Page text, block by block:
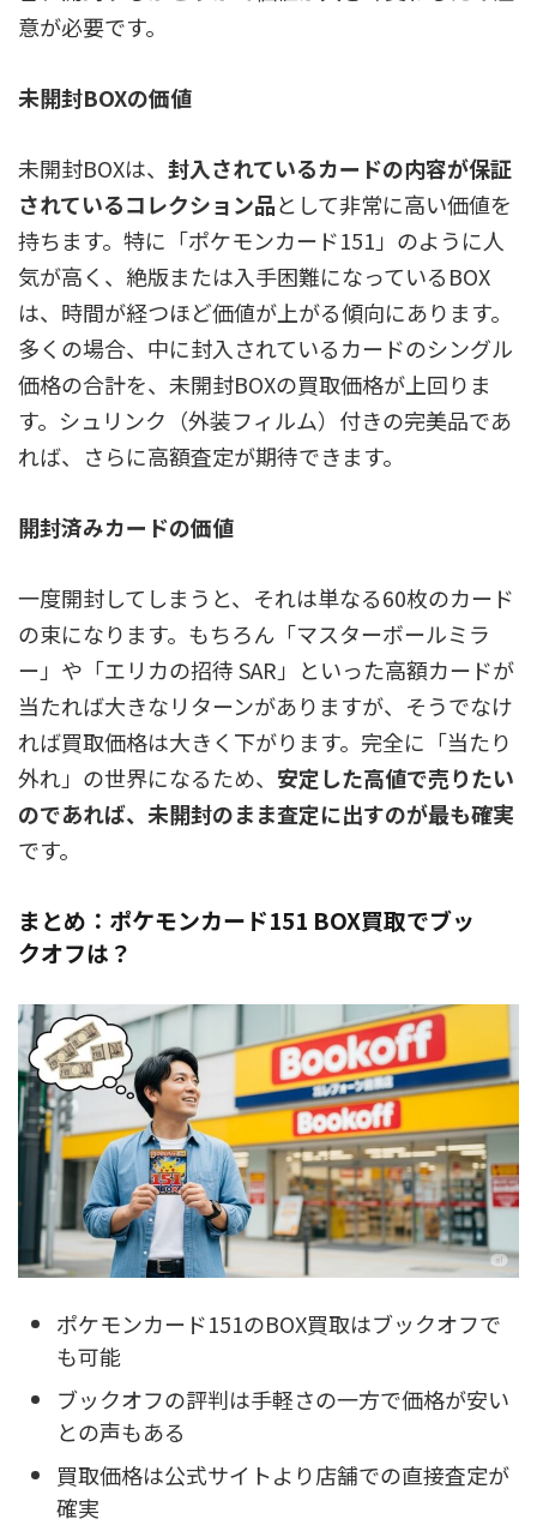
意が必要です。
未開封BOXの価値
未開封BOXは、 封入されているカードの内容が保証
されているコレクション品として非常に高い価値を
持ちます。特に「ポケモンカード151」のように人
気が高く、絶版または入手困難になっているBOX
は、時間が経つほど価値が上がる傾向にあります。
多くの場合、中に封入されているカードのシングル
価格の合計を、未開封BOXの買取価格が上回りま
す。 シュリンク（外装フィルム）付きの完美品であ
れば、さらに高額査定が期待できます。
開封済みカードの価値
一度開封してしまうと、それは単なる60枚のカード
の束になります。もちろん「マスターボールミラ
ー」や「エリカの招待 SAR」といった高額カードが
当たれば大きなリターンがありますが、そうでなけ
れば買取価格は大きく下がります。完全に「当たり
外れ」の世界になるため、 安定した高値で売りたい
のであれば、未開封のまま査定に出すのが最も確実
です。
まとめ：ポケモンカード151 BOX買取でブッ
クオフは？
ポケモンカード151のBOX買取はブックオフで
も可能
ブックオフの評判は手軽さの一方で価格が安い
との声もある
買取価格は公式サイトより店舗での直接査定が
確実